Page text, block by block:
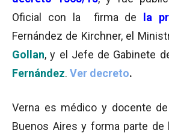
Oficial con la firma de
la
Fernández de Kirchner, el
Gollan, y el Jefe de Gabinete
Fernández. Ver decreto.
Verna es médico y docente
Buenos Aires y forma parte de